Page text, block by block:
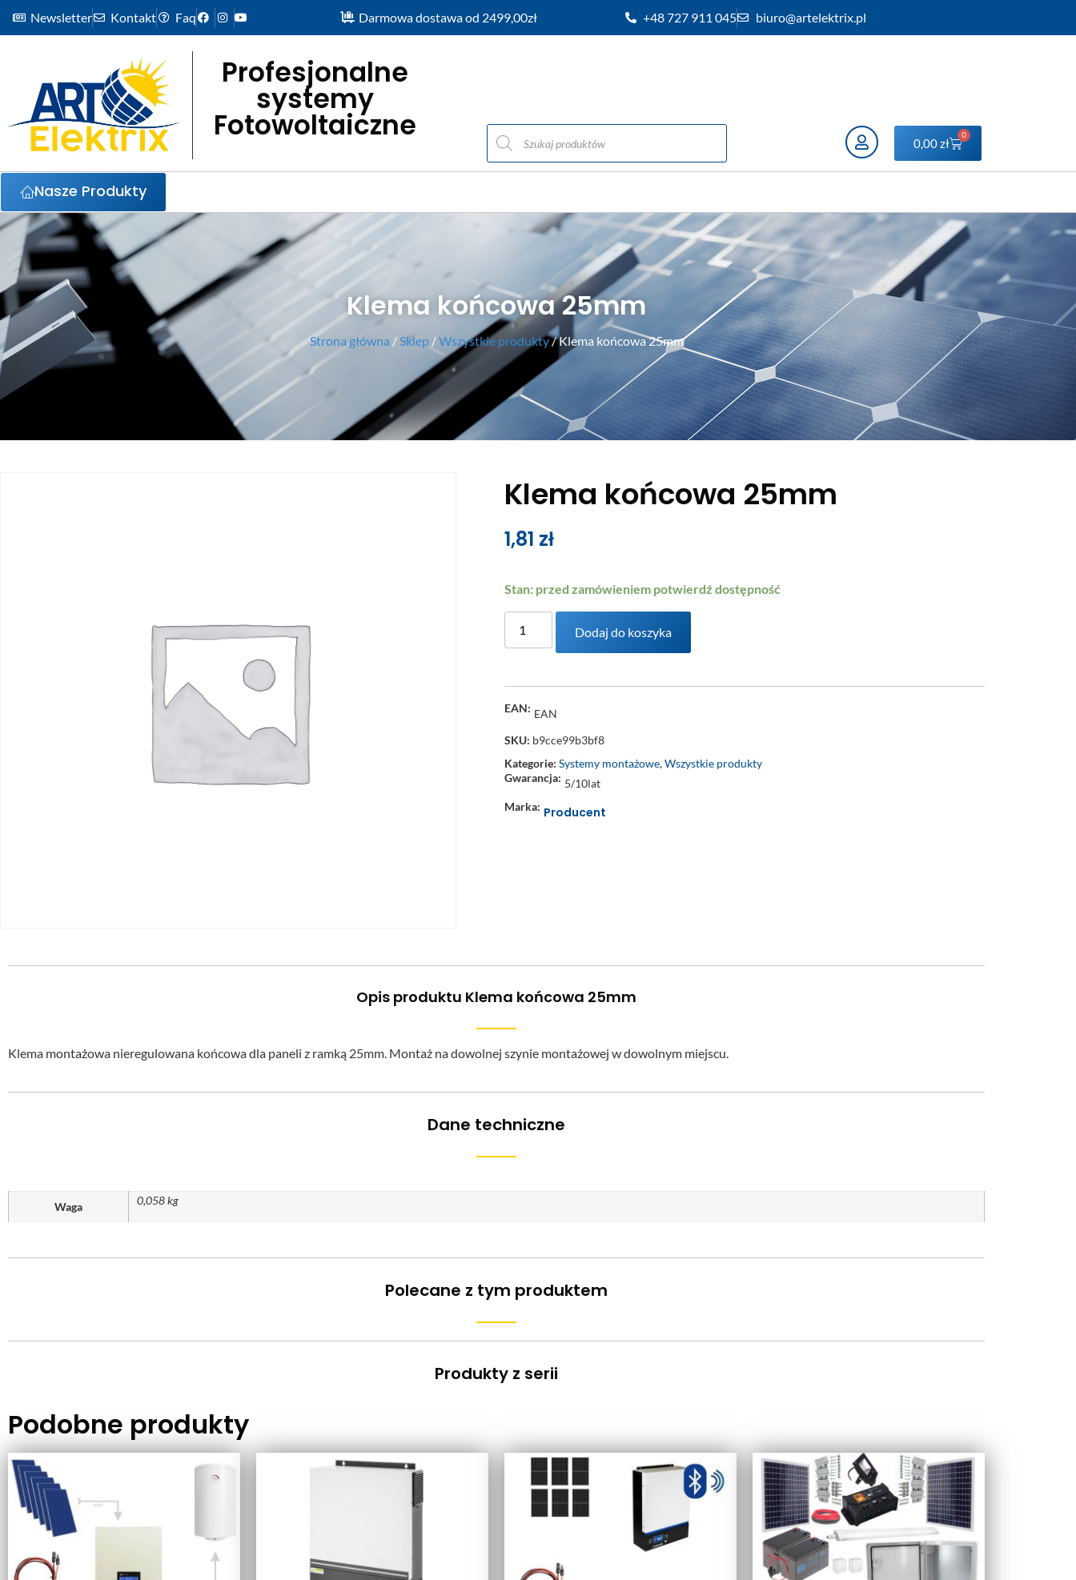
Newsletter Kontakt Faq Darmowa dostawa od 2499,00zł +48 727 911 045 biuro@artelektrix.pl
Profesjonalne
systemy
Fotowoltaiczne 0,00zł
0
Nasze Produkty
Klema końcowa 25mm
Strona główna /Sklep/Wszystkie produkty/ Klema końcowa 25mm
Klema końcowa 25mm
1,81 zł
Stan: przed zamówieniem potwierdź dostępność
Dodaj do koszyka
EAN: EAN
SKU: b9cce99b3bf8
Kategorie:Systemy montażowe,Wszystkie produkty
Gwarancja: 5/10lat
Marka: Producent
Opis produktu Klema końcowa 25mm
Klema montażowa nieregulowana końcowa dla paneli z ramką 25mm. Montaż na dowolnej szynie montażowej w dowolnym miejscu.
Dane techniczne
Waga 0,058 kg
Polecane z tym produktem
Produkty z serii
Podobne produkty